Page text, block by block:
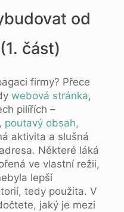
od
část)
firmy? Přece
webová stránka,
pilířích –
, poutavý obsah,
aktivita a slušná
Některé láká
ve vlastní režii,
lepší
tedy použita. V
jaký je mezi